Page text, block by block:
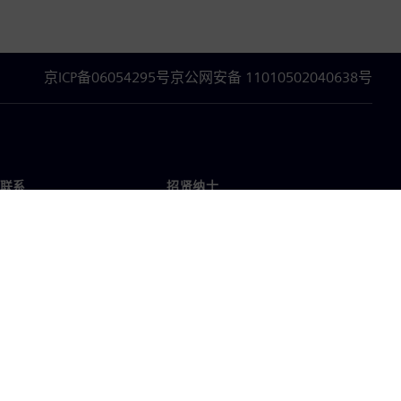
京ICP备06054295号京公网安备 11010502040638号
系 招贤纳士